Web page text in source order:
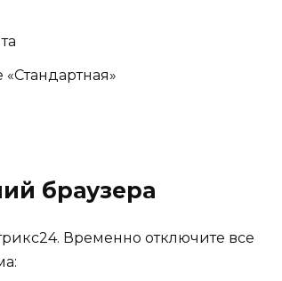
браузера
Временно отключите все